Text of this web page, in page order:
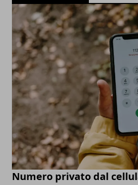
Numero privato dal